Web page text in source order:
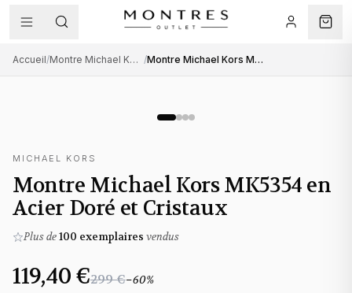
Accueil/ Montre Michael Kors femme / Montre Michael Kors MK5354 en Acier Doré et Cristaux
MICHAEL KORS
Montre Michael Kors MK5354 en
Acier Doré et Cristaux
Plus de100 exemplaires vendus
119,40 €299 €−60%